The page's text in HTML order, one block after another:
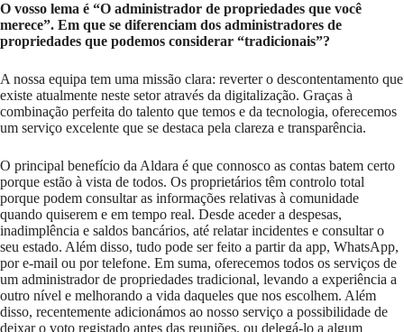
O vosso lema é “O administrador de propriedades que você
merece”. Em que se diferenciam dos administradores de
propriedades que podemos considerar “tradicionais”?
A nossa equipa tem uma missão clara: reverter o descontentamento que
existe atualmente neste setor através da digitalização. Graças à
combinação perfeita do talento que temos e da tecnologia, oferecemos
um serviço excelente que se destaca pela clareza e transparência.
O principal benefício da Aldara é que connosco as contas batem certo
porque estão à vista de todos. Os proprietários têm controlo total
porque podem consultar as informações relativas à comunidade
quando quiserem e em tempo real. Desde aceder a despesas,
inadimplência e saldos bancários, até relatar incidentes e consultar o
seu estado. Além disso, tudo pode ser feito a partir da app, WhatsApp,
por e-mail ou por telefone. Em suma, oferecemos todos os serviços de
um administrador de propriedades tradicional, levando a experiência a
outro nível e melhorando a vida daqueles que nos escolhem. Além
disso, recentemente adicionámos ao nosso serviço a possibilidade de
deixar o voto registado antes das reuniões, ou delegá-lo a algum